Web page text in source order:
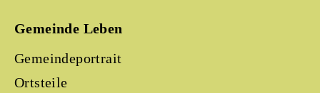
Gemeinde Leben
Gemeindeportrait
Ortsteile